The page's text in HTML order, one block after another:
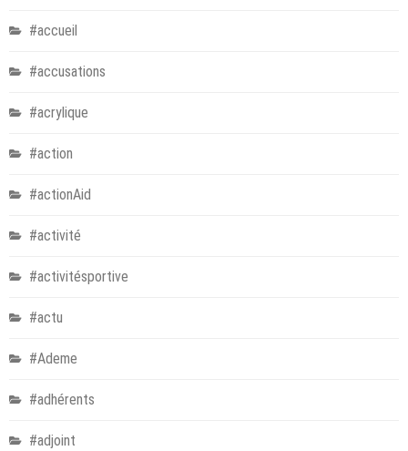
#accueil
#accusations
#acrylique
#action
#actionAid
#activité
#activitésportive
#actu
#Ademe
#adhérents
#adjoint